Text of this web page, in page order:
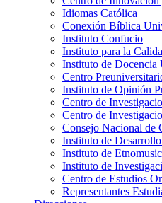
Idiomas Católica
Conexión Bíblica
Instituto Confucio
Instituto para la
Instituto de Docencia
Centro
Instituto de Opinión
Centro de
Centro de
Consejo Nacional de
Instituto de
Instituto de
Instituto de
Centro de Estudios
Representantes